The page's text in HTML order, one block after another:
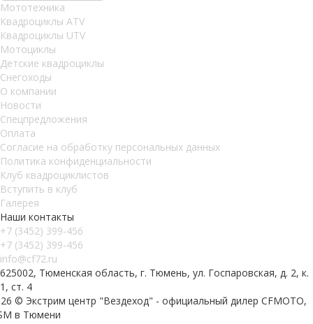
Мототехника
Квадроциклы ATV
Квадроциклы UTV
Мотоциклы
Детские квадроциклы
Снегоходы
О компании
Новости
Спецпредложения
Оплата
Согласие на обработку персональных данных
Политика конфиденциальности
Клуб квадроциклистов
Вступить в клуб
Галерея
Наши контакты
+7 (3452) 399-456
+7 (3452) 399-456
info@cf72.ru
625002, Тюменская область, г. Тюмень, ул. Госпаровская, д. 2, к.
1, ст. 4
© Экстрим центр "Вездеход" - официальный дилер CFMOTO,
в Тюмени